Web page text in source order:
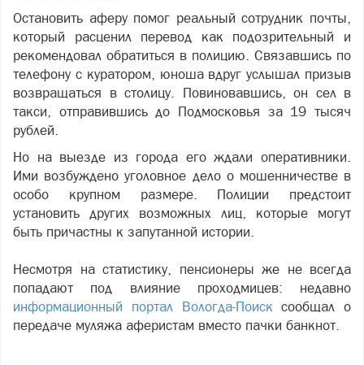
Остановить аферу помог реальный сотрудник почты,
который расценил перевод как подозрительный и
рекомендовал обратиться в полицию. Связавшись по
телефону с куратором, юноша вдруг услышал призыв
возвращаться в столицу. Повиновавшись, он сел в
такси, отправившись до Подмосковья за 19 тысяч
рублей.
Но на выезде из города его ждали оперативники.
Ими возбуждено уголовное дело о мошенничестве в
особо крупном размере. Полиции предстоит
установить других возможных лиц, которые могут
быть причастны к запутанной истории.
Несмотря на статистику, пенсионеры же не всегда
попадают под влияние проходмицев: недавно
информационный портал Вологда-Поисксообщал о
передаче муляжа аферистам вместо пачки банкнот.